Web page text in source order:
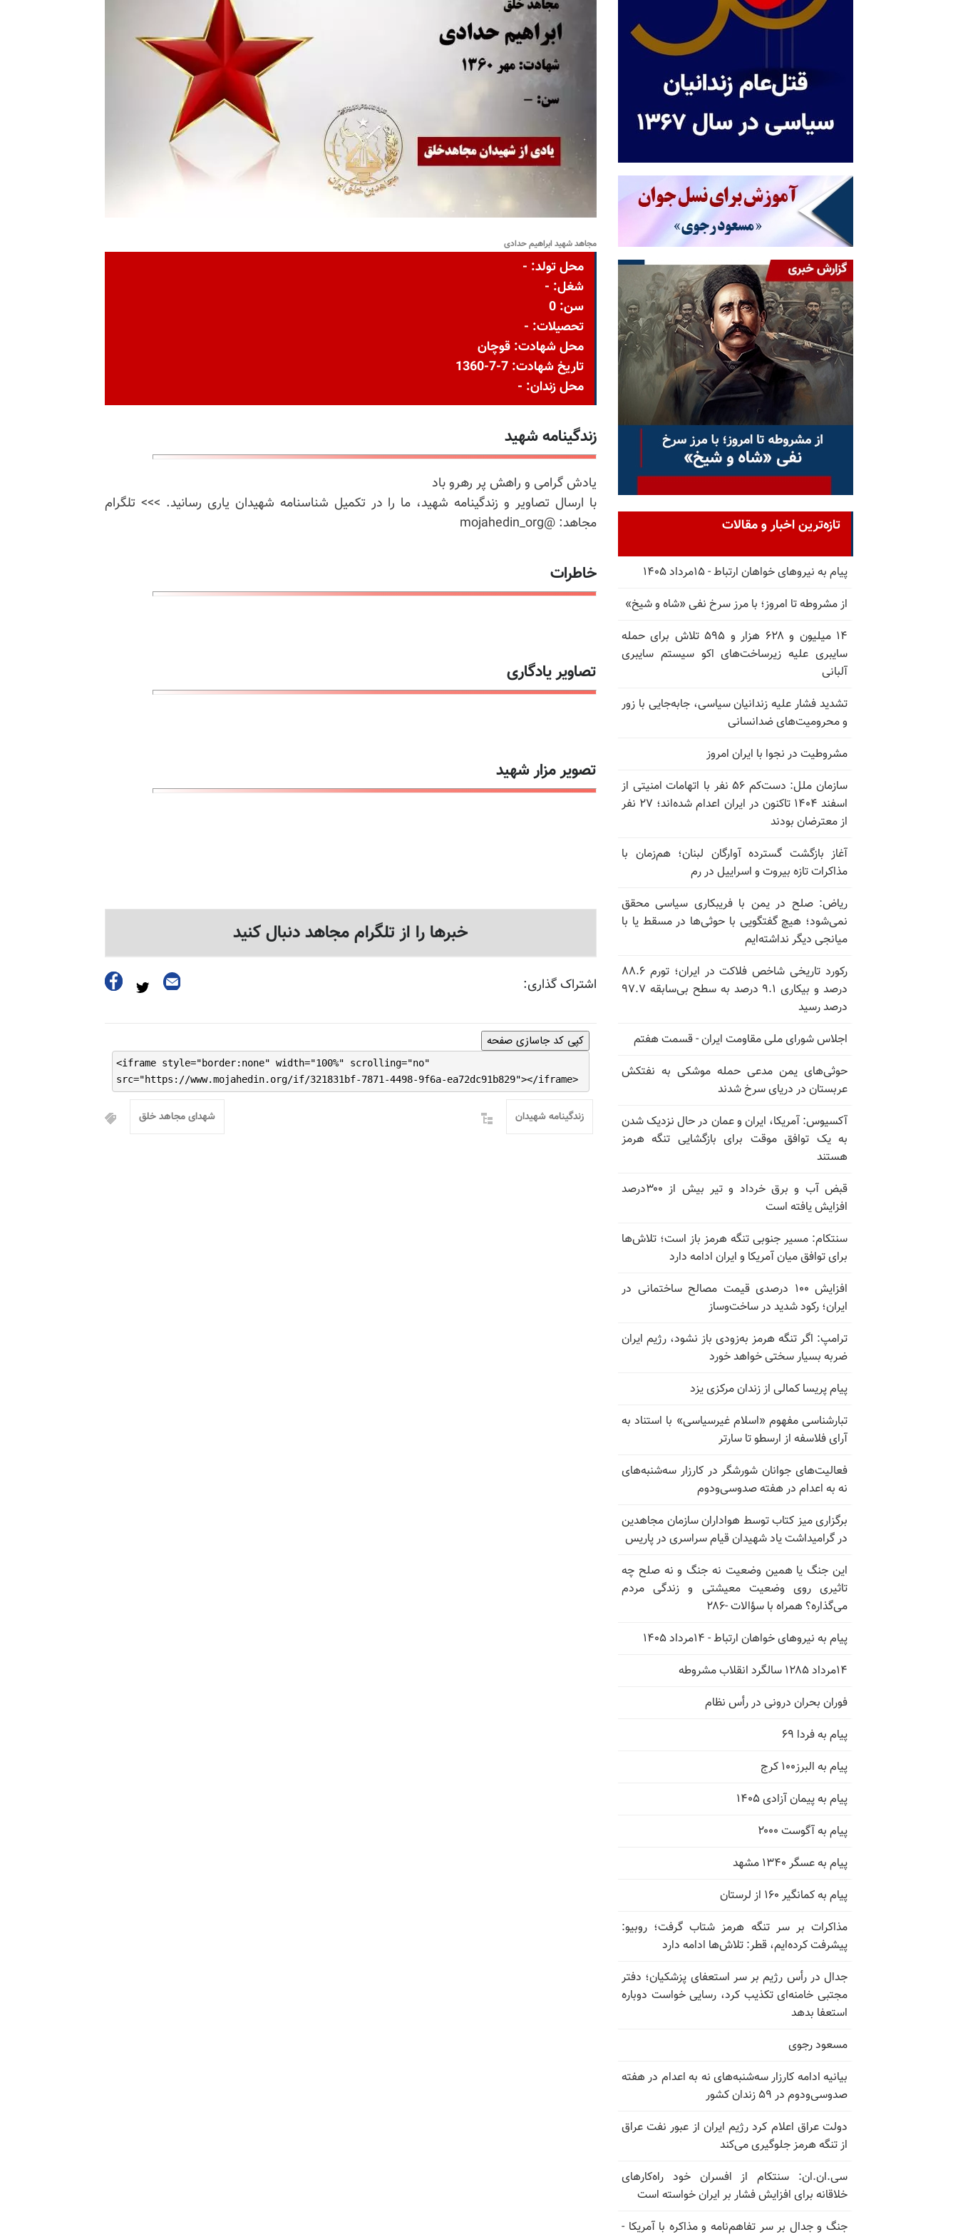
مجاهد شهید ابراهیم حدادی
محل تولد: -
شغل: -
سن: 0
تحصیلات: -
محل شهادت: قوچان
تاریخ شهادت: 7-7-1360
محل زندان: -
زندگینامه شهید
یادش گرامی و راهش پر رهرو باد
با ارسال تصاویر و زندگینامه شهید، ما را در تکمیل شناسنامه شهیدان یاری رسانید. >>> تلگرام
مجاهد: @mojahedin_org
خاطرات
تصاویر یادگاری
تصویر مزار شهید
خبرها را از تلگرام مجاهد دنبال کنید
اشتراک گذاری:
کپی کد جاسازی صفحه
<iframe style="border:none" width="100%" scrolling="no"
src="https://www.mojahedin.org/if/321831bf-7871-4498-9f6a-ea72dc91b829"></iframe>
شهدای مجاهد خلق زندگینامه شهیدان
تازه‌ترین اخبار و مقالات
پیام به نیروهای خواهان ارتباط - ۱۵مرداد ۱۴۰۵
از مشروطه تا امروز؛ با مرز سرخ نفی «شاه و شیخ»
۱۴ میلیون و ۶۲۸ هزار و ۵۹۵ تلاش برای حمله
سایبری علیه زیرساخت‌های اکو سیستم سایبری
آلبانی
تشدید فشار علیه زندانیان سیاسی، جابه‌جایی با زور
و محرومیت‌های ضدانسانی
مشروطیت در نجوا با ایران امروز
سازمان ملل: دست‌کم ۵۶ نفر با اتهامات امنیتی از
اسفند ۱۴۰۴ تاکنون در ایران اعدام شده‌اند؛ ۲۷ نفر
از معترضان بودند
آغاز بازگشت گسترده آوارگان لبنان؛ هم‌زمان با
مذاکرات تازه بیروت و اسراییل در رم
ریاض: صلح در یمن با فریبکاری سیاسی محقق
نمی‌شود؛ هیچ گفتگویی با حوثی‌ها در مسقط یا با
میانجی دیگر نداشته‌ایم
رکورد تاریخی شاخص فلاکت در ایران؛ تورم ۸۸.۶
درصد و بیکاری ۹.۱ درصد به سطح بی‌سابقه ۹۷.۷
درصد رسید
اجلاس شورای ملی مقاومت ایران - قسمت هفتم
حوثی‌های یمن مدعی حمله موشکی به نفتکش
عربستان در دریای سرخ شدند
آکسیوس: آمریکا، ایران و عمان در حال نزدیک شدن
به یک توافق موقت برای بازگشایی تنگه هرمز
هستند
قبض آب و برق خرداد و تیر بیش از ۳۰۰درصد
افزایش یافته است
سنتکام: مسیر جنوبی تنگه هرمز باز است؛ تلاش‌ها
برای توافق میان آمریکا و ایران ادامه دارد
افزایش ۱۰۰ درصدی قیمت مصالح ساختمانی در
ایران؛ رکود شدید در ساخت‌وساز
ترامپ: اگر تنگه هرمز به‌زودی باز نشود، رژیم ایران
ضربه بسیار سختی خواهد خورد
پیام پریسا کمالی از زندان مرکزی یزد
تبارشناسی مفهوم «اسلام غیرسیاسی» با استناد به
آرای فلاسفه از ارسطو تا سارتر
فعالیت‌های جوانان شورشگر در کارزار سه‌شنبه‌های
نه به اعدام در هفته صدوسی‌و‌دوم
برگزاری میز کتاب توسط هواداران سازمان مجاهدین
در گرامیداشت یاد شهیدان قیام سراسری در پاریس
این جنگ یا همین وضعیت نه جنگ و نه صلح چه
تاثیری روی وضعیت معیشتی و زندگی مردم
می‌گذاره؟ همراه با سؤالات -۲۸۶
پیام به نیروهای خواهان ارتباط - ۱۴مرداد ۱۴۰۵
۱۴مرداد ۱۲۸۵ سالگرد انقلاب مشروطه
فوران بحران درونی در رأس نظام
پیام به فردا ۶۹
پیام به البرز۱۰۰ کرج
پیام به پیمان آزادی ۱۴۰۵
پیام به آگوست ۲۰۰۰
پیام به عسگر ۱۳۴۰ مشهد
پیام به کمانگیر ۱۶۰ از لرستان
مذاکرات بر سر تنگه هرمز شتاب گرفت؛ روبیو:
پیشرفت کرده‌ایم، قطر: تلاش‌ها ادامه دارد
جدال در رأس رژیم بر سر استعفای پزشکیان؛ دفتر
مجتبی خامنه‌ای تکذیب کرد، رسایی خواست دوباره
استعفا بدهد
مسعود رجوی
بیانیه ادامه کارزار سه‌شنبه‌های نه به اعدام در هفته
صدوسی‌و‌دوم در ۵۹ زندان کشور
دولت عراق اعلام کرد رژیم ایران از عبور نفت عراق
از تنگه هرمز جلوگیری می‌کند
سی.ان.ان: سنتکام از افسران خود راه‌کارهای
خلاقانه برای افزایش فشار بر ایران خواسته است
جنگ و جدال بر سر تفاهم‌نامه و مذاکره با آمریکا -